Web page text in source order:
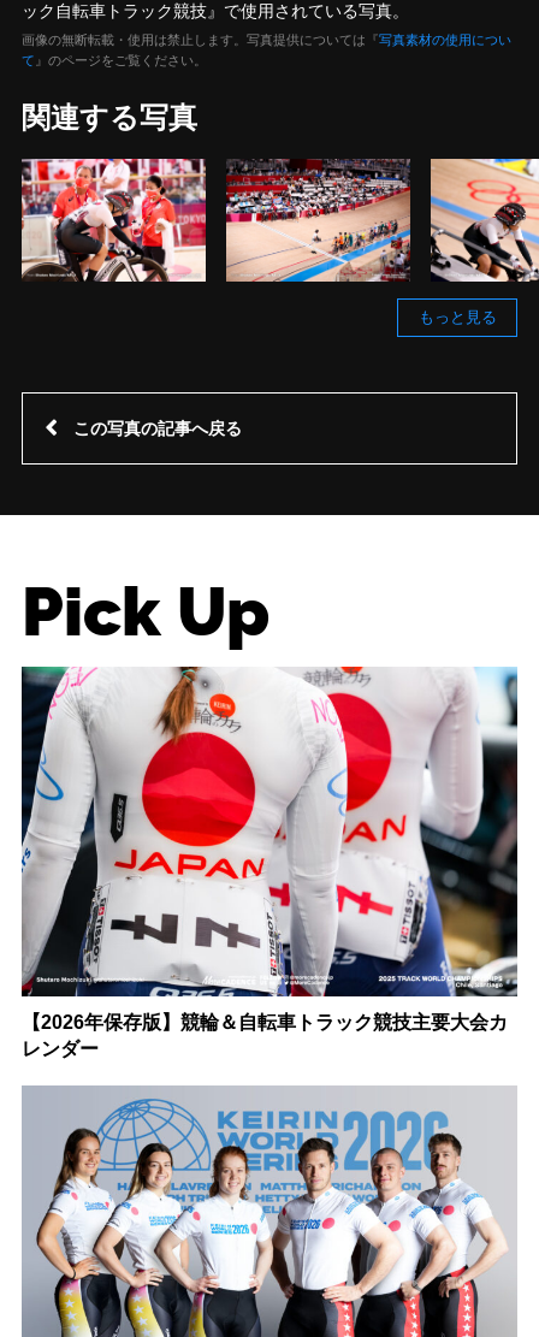
ック自転車トラック競技』で使用されている写真。
画像の無断転載・使用は禁止します。写真提供については『写真素材の使用につい
て 』のページをご覧ください。
関連する写真
もっと見る
この写真の記事へ戻る
Pick Up
【2026年保存版】競輪＆自転車トラック競技主要大会カ
レンダー